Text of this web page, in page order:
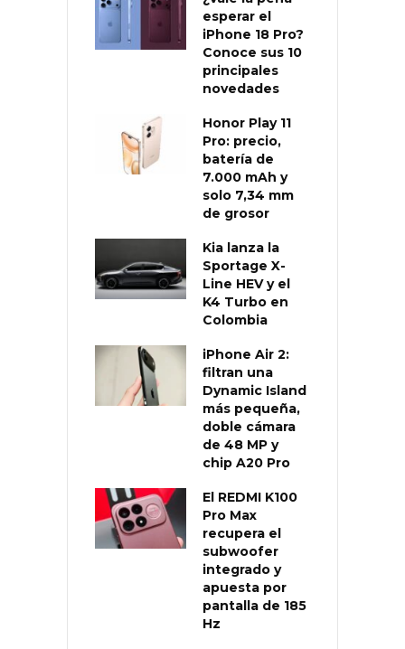
esperar el
iPhone 18 Pro?
Conoce sus 10
principales
novedades
Honor Play 11
Pro: precio,
batería de
7.000 mAh y
solo 7,34 mm
de grosor
Kia lanza la
Sportage X-
Line HEV y el
K4 Turbo en
Colombia
iPhone Air 2:
filtran una
Dynamic Island
más pequeña,
doble cámara
de 48 MP y
chip A20 Pro
El REDMI K100
Pro Max
recupera el
subwoofer
integrado y
apuesta por
pantalla de 185
Hz